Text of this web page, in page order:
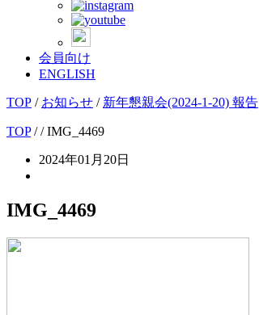
会員向け
ENGLISH
TOP / お知らせ / 新年懇親会(2024-1-20) 報告
TOP// IMG_4469
2024年01月20日
IMG_4469